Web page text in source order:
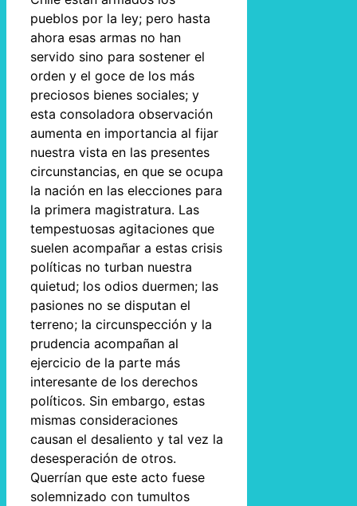
pueblos por la ley; pero hasta
ahora esas armas no han
servido sino para sostener el
orden y el goce de los más
preciosos bienes sociales; y
esta consoladora observación
aumenta en importancia al fijar
nuestra vista en las presentes
circunstancias, en que se ocupa
la nación en las elecciones para
la primera magistratura. Las
tempestuosas agitaciones que
suelen acompañar a estas crisis
políticas no turban nuestra
quietud; los odios duermen; las
pasiones no se disputan el
terreno; la circunspección y la
prudencia acompañan al
ejercicio de la parte más
interesante de los derechos
políticos. Sin embargo, estas
mismas consideraciones
causan el desaliento y tal vez la
desesperación de otros.
Querrían que este acto fuese
solemnizado con tumultos